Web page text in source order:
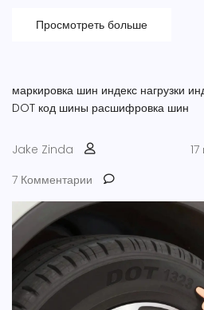
Просмотреть больше
маркировка шин индекс нагрузки
DOT код шины расшифровка шин
Jake Zinda
7 Комментарии